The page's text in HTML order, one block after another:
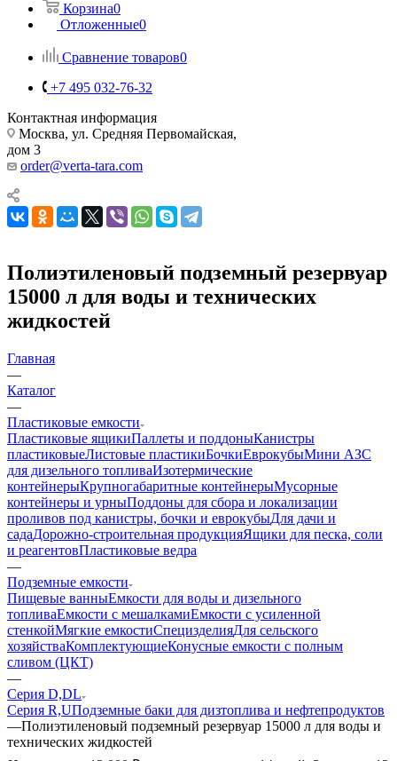
Корзина0
Отложенные0
Сравнение товаров0
+7 495 032-76-32
Контактная информация
Москва, ул. Средняя Первомайская,
дом 3
order@verta-tara.com
Полиэтиленовый подземный резервуар
15000 л для воды и технических
жидкостей
Главная
—
Каталог
—
Пластиковые емкости
Пластиковые ящикиПаллеты и поддоныКанистры
пластиковыеЛистовые пластикиБочкиЕврокубыМини АЗС
для дизельного топливаИзотермические
контейнерыКрупногабаритные контейнерыМусорные
контейнеры и урныПоддоны для сбора и локализации
проливов под канистры, бочки и еврокубыДля дачи и
садаДорожно-строительная продукцияЯщики для песка, соли
и реагентовПластиковые ведра
—
Подземные емкости
Пищевые ванныЕмкости для воды и дизельного
топливаЕмкости с мешалкамиЕмкости с усиленной
стенкойМягкие емкостиСпецизделияДля сельского
хозяйстваКомплектующиеКонусные емкости с полным
сливом (ЦКТ)
—
Серия D,DL
Серия R,UПодземные баки для дизтоплива и нефтепродуктов
—Полиэтиленовый подземный резервуар 15000 л для воды и
технических жидкостей